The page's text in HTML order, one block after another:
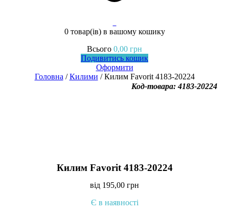
0 товар(ів)в вашому кошику
Всього 0,00 грн
Подивитись кошик
Оформити
Головна /Килими / Килим Favorit 4183-20224
Код-товара: 4183-20224
Килим Favorit 4183-20224
від 195,00 грн
Є в наявності